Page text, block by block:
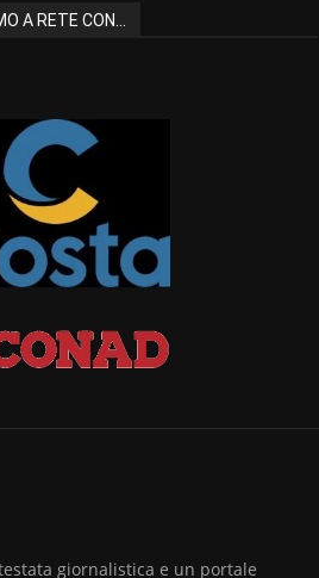
A RETE CON...
giornalistica e un portale